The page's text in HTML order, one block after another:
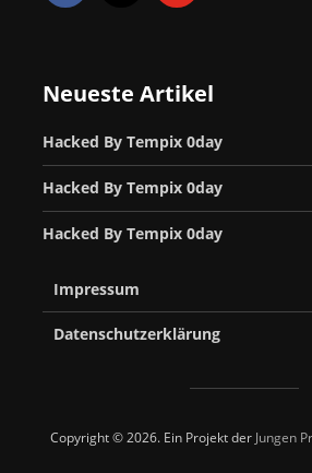
Neueste Artikel
Hacked By Tempix 0day
Hacked By Tempix 0day
Hacked By Tempix 0day
Impressum
Datenschutzerklärung
Copyright © 2026. Ein Projekt der Jungen